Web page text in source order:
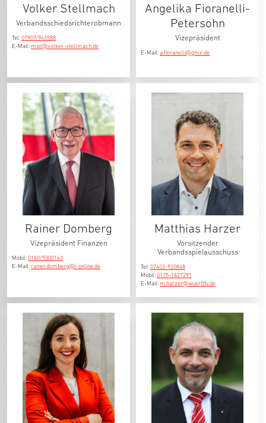
Volker Stellmach
Verbandsschiedsrichterobmann
Tel:07907/943588
E-Mail: mail@volker-stellmach.de
Angelika Fioranelli-
Petersohn
Vizepräsident
E-Mail:a.fioranelli@gmx.de
Rainer Domberg
Vizepräsident Finanzen
Mobil:0160/5300143
E-Mail: rainer.domberg@t-online.de
Matthias Harzer
Vorsitzender
Verbandsspielausschuss
Tel:07402-920848
Mobil:0175-1627291
E-Mail: m.harzer@wuerttfv.de